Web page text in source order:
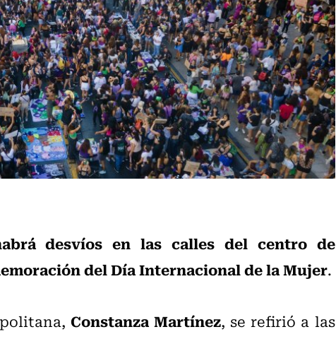
desvíos en las calles del centro de
del Día Internacional de la Mujer.
Constanza Martínez, se refirió a las